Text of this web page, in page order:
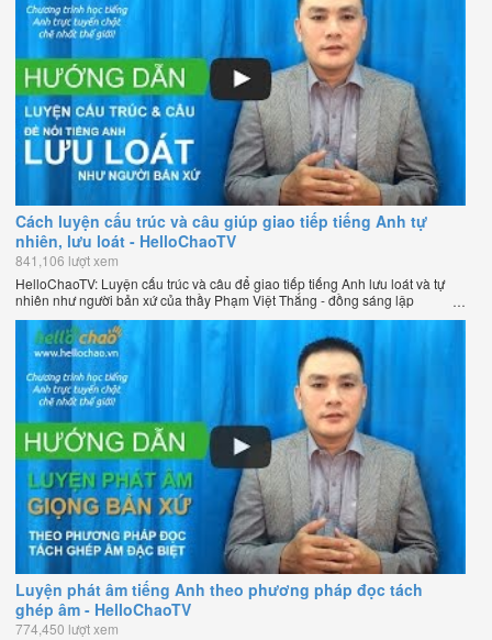
Cách luyện cấu trúc và câu giúp giao tiếp tiếng Anh tự
nhiên, lưu loát - HelloChaoTV
841,106 lượt xem
HelloChaoTV: Luyện cấu trúc và câu để giao tiếp tiếng Anh lưu loát và tự
nhiên như người bản xứ của thầy Phạm Việt Thắng - đồng sáng lập
HelloChao.vn - Trang web học tiếng Anh trực tuyến chặt chẽ nhất thế giới.
Luyện phát âm tiếng Anh theo phương pháp đọc tách
ghép âm - HelloChaoTV
774,450 lượt xem